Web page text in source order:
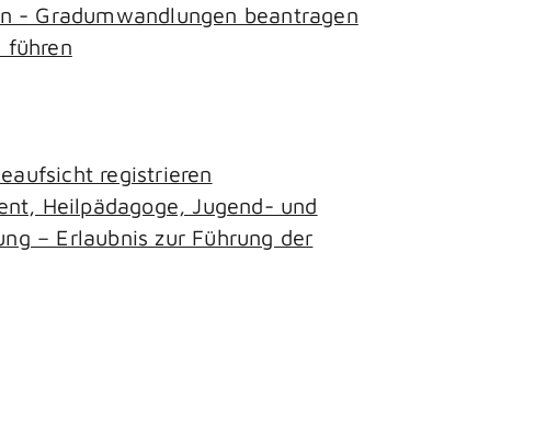
- Gradumwandlungen beantragen
führen
registrieren
Heilpädagoge, Jugend- und
– Erlaubnis zur Führung der